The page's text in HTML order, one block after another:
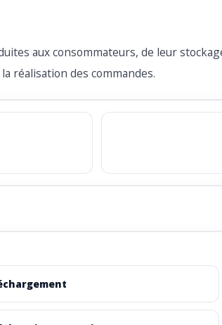
aux consommateurs, de leur
réalisation des commandes.